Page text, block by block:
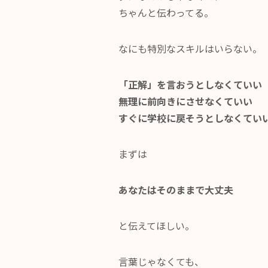
ちゃんと伝わってる。
なにも特別なスキルはいらない。
「正解」を言おうとしなくていい
無理に前向きにさせなくていい
すぐに学校に戻そうとしなくてい
まずは
あなたはそのままで大丈夫
と伝えてほしい。
言葉じゃなくても、